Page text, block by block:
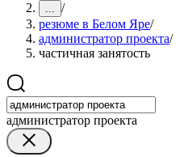
... /
резюме в Белом Яре/
администратор проекта/
частичная занятость
администратор проекта